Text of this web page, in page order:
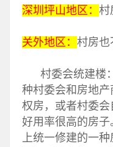
深圳坪山地区： 村
关外地区： 村房也
村委会统建楼
种村委会和房地
权房，或者村委
好用率很高的房
上统一修建的一